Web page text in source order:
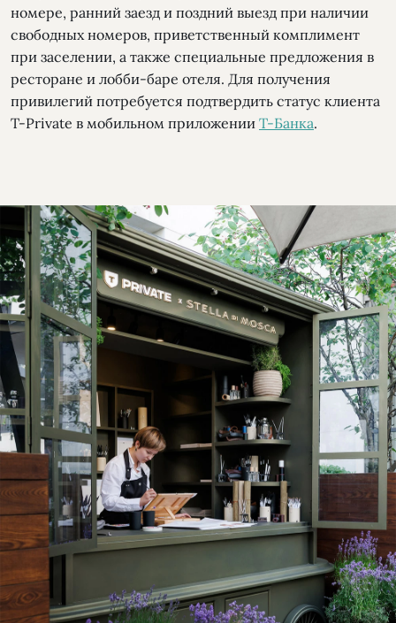
номере, ранний заезд и поздний выезд при наличии
свободных номеров, приветственный комплимент
при заселении, а также специальные предложения в
ресторане и лобби-баре отеля. Для получения
привилегий потребуется подтвердить статус клиента
T-Private в мобильном приложении Т-Банка.